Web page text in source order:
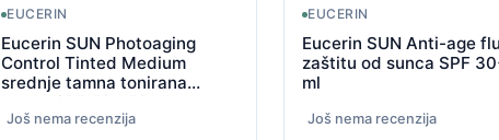
EUCERIN
Eucerin SUN Photoaging
Control Tinted Medium
srednje tamna tonirana
krema SPF 50+ 50 ml
Još nema recenzija
EUCERIN
Eucerin SUN Anti-age
zaštitu od sunca SPF
ml
Još nema recenzija